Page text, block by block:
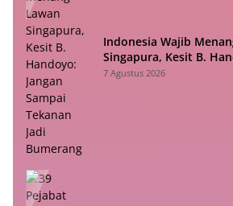
Indonesia Wajib
Singapura, Kesit B.
Sampai Tekanan Jadi
7 Agustus 2026